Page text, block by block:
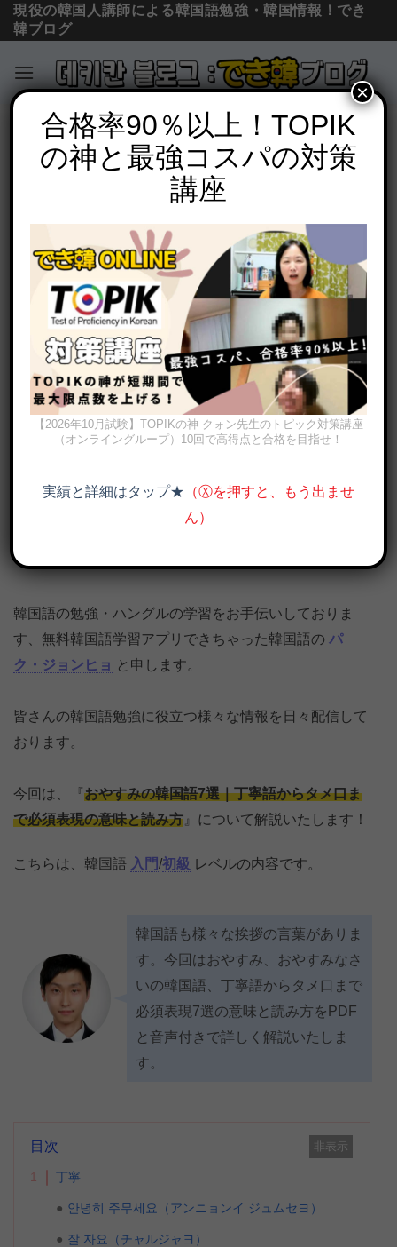
Skip
content
現役の韓国人講師による韓国語勉強・韓国情報！でき
韓ブログ
ハングルと挨拶
おやすみ 韓国語で？丁寧語からタメ口ま
で必須表現7つの意味と読み方｜PDF, 音
POSTED ON2021年12月14日 BYでき韓 パク先生
韓国語の勉強・ハングルの学習をお手伝いしておりま
す、無料韓国語学習アプリできちゃった韓国語の パ
ク・ジョンヒョ と申します。
皆さんの韓国語勉強に役立つ様々な情報を日々配信して
おります。
今回は、『おやすみの韓国語7選｜丁寧語からタメ口ま
で必須表現の意味と読み方 』について解説いたします！
こちらは、韓国語 入門/初級 レベルの内容です。
韓国語も様々な挨拶の言葉がありま
す。今回はおやすみ、おやすみなさ
いの韓国語、丁寧語からタメ口まで
必須表現7選の意味と読み方をPDF
と音声付きで詳しく解説いたしま
す。
目次 非表示
1 丁寧
안녕히 주무세요（アンニョンイ ジュムセヨ）
잘 자요（チャルジャヨ）
合格率90％以上！TOPIK
の神と最強コスパの対策
講座
【2026年10月試験】TOPIKの神 クォン先生のトピック対策講座
（オンライングループ）10回で高得点と合格を目指せ！
実績と詳細はタップ★ （Ⓧを押すと、もう出ませ
ん）
×